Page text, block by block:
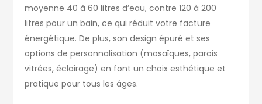
moyenne 40 à 60 litres d’eau, contre 120 à 200
litres pour un bain, ce qui réduit votre facture
énergétique. De plus, son design épuré et ses
options de personnalisation (mosaïques, parois
vitrées, éclairage) en font un choix esthétique et
pratique pour tous les âges.